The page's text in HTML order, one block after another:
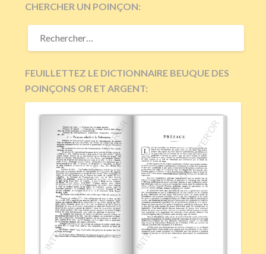
CHERCHER UN POINÇON:
RECHERCHER :
FEUILLETTEZ LE DICTIONNAIRE BEUQUE DES
POINÇONS OR ET ARGENT: